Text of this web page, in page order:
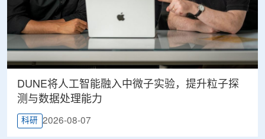
DUNE将人工智能融入中微子实验，提升粒子探
测与数据处理能力
科研 2026-08-07